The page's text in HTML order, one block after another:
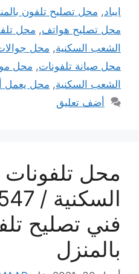
ايباد, محل تصليح تلفون
محل تصليح هواتف, محل
الشعب السكنية, محل
محل صيانة تلفونات, محل
الشعب السكنية, محل يعمل
أضف تعليق
محل
فني تصليح
بالمنزل